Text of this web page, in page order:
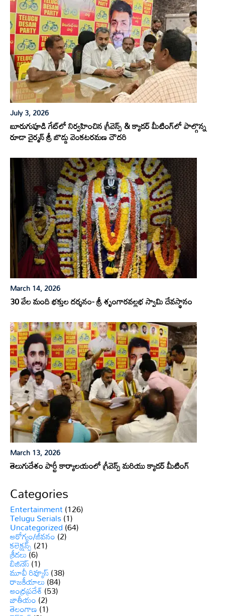
July 3, 2026
బూరుగుపూడి గేట్‌లో నిర్వహించిన గ్రీవెన్స్ & క్యాడర్ మీటింగ్‌లో పాల్గొన్న
రూడా చైర్మన్ శ్రీ బొడ్డు వెంకటరమణ చౌదరి
March 14, 2026
30 వేల మంది భక్తుల దర్శనం- శ్రీ శృంగారవల్లభ స్వామి దేవస్థానం
March 13, 2026
తెలుగుదేశం పార్టీ కార్యాలయంలో గ్రీవెన్స్ మరియు క్యాడర్ మీటింగ్
Categories
Entertainment(126)
Telugu Serials(1)
Uncategorized(64)
ఆరోగ్యం/జీవనం(2)
కలెక్షన్స్(21)
క్రీడలు(6)
బిజినెస్(1)
మూవీ రివ్యూస్(38)
రాజకీయాలు(84)
ఆంధ్రప్రదేశ్(53)
జాతీయం(2)
తెలంగాణ(1)